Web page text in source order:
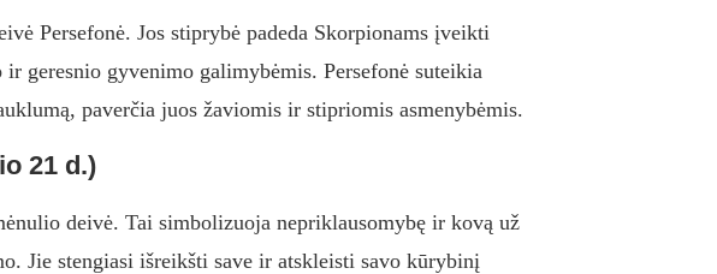
Persefonė. Jos stiprybė padeda Skorpionams įveikti
geresnio gyvenimo galimybėmis. Persefonė suteikia
paverčia juos žaviomis ir stipriomis asmenybėmis.
21 d.)
deivė. Tai simbolizuoja nepriklausomybę ir kovą už
Jie stengiasi išreikšti save ir atskleisti savo kūrybinį